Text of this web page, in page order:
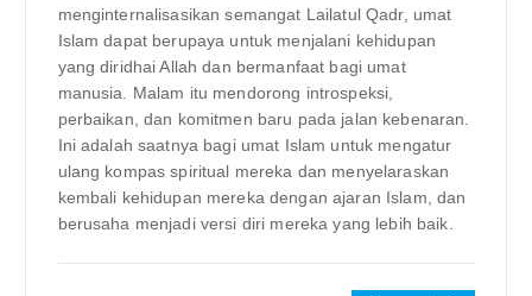
menginternalisasikan semangat Lailatul Qadr, umat
Islam dapat berupaya untuk menjalani kehidupan
yang diridhai Allah dan bermanfaat bagi umat
manusia. Malam itu mendorong introspeksi,
perbaikan, dan komitmen baru pada jalan kebenaran.
Ini adalah saatnya bagi umat Islam untuk mengatur
ulang kompas spiritual mereka dan menyelaraskan
kembali kehidupan mereka dengan ajaran Islam, dan
berusaha menjadi versi diri mereka yang lebih baik.